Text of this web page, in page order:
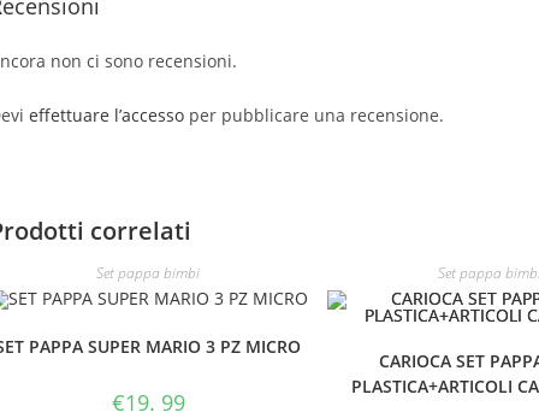
non ci sono recensioni.
effettuare l’accesso per pubblicare una recensione.
correlati
Set pappa bimbi
PAPPA SUPER MARIO 3 PZ MICRO
€19. 99
Set pappa
CARIOCA SET
PLASTICA+ARTICOLI